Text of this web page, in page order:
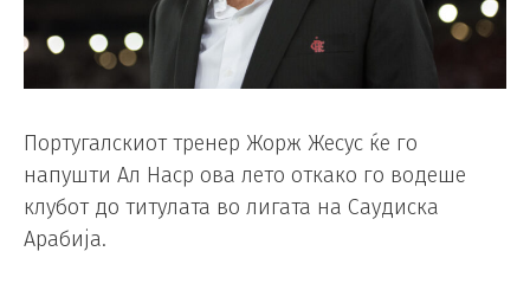
Португалскиот тренер Жорж Жесус ќе го
напушти Ал Наср ова лето откако го водеше
клубот до титулата во лигата на Саудиска
Арабија.